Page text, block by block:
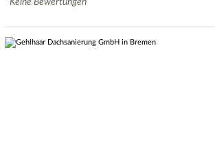
Keine Bewertungen